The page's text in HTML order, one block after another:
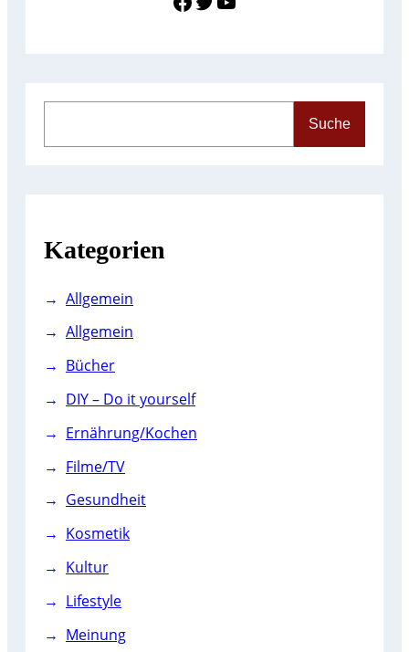
Suche
Kategorien
Allgemein
Allgemein
Bücher
DIY – Do it yourself
Ernährung/Kochen
Filme/TV
Gesundheit
Kosmetik
Kultur
Lifestyle
Meinung